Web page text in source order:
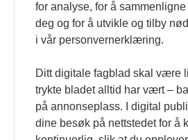
Kommunistpartiet i
Årsabonnement,
Redaksjonen
for analyse, for å
deg og for å utvikle og tilby
i vår personvernerklæring.
Ditt digitale fagblad skal være
trykte bladet alltid har vært –
på annonseplass. I digital
dine besøk på nettstedet for å